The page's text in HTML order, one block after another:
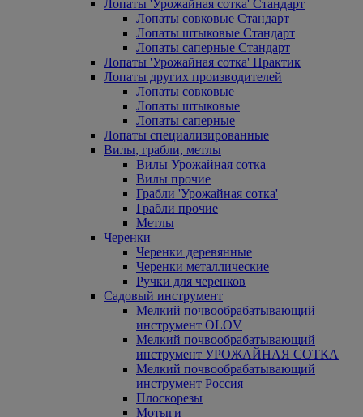
Лопаты 'Урожайная сотка' Стандарт
Лопаты совковые Стандарт
Лопаты штыковые Стандарт
Лопаты саперные Стандарт
Лопаты 'Урожайная сотка' Практик
Лопаты других производителей
Лопаты совковые
Лопаты штыковые
Лопаты саперные
Лопаты специализированные
Вилы, грабли, метлы
Вилы Урожайная сотка
Вилы прочие
Грабли 'Урожайная сотка'
Грабли прочие
Метлы
Черенки
Черенки деревянные
Черенки металлические
Ручки для черенков
Садовый инструмент
Мелкий почвообрабатывающий
инструмент OLOV
Мелкий почвообрабатывающий
инструмент УРОЖАЙНАЯ СОТКА
Мелкий почвообрабатывающий
инструмент Россия
Плоскорезы
Мотыги